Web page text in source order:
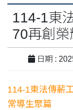
114-1東
70再創
日期 :
114-1東法傳薪
常導生聚篇